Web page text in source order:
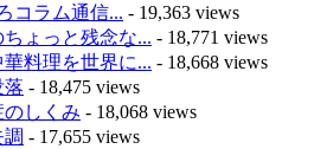
コラム通信... - 19,363 views
ょっと残念な... - 18,771 views
料理を世界に... - 18,668 views
落 - 18,475 views
しくみ - 18,068 views
- 17,655 views